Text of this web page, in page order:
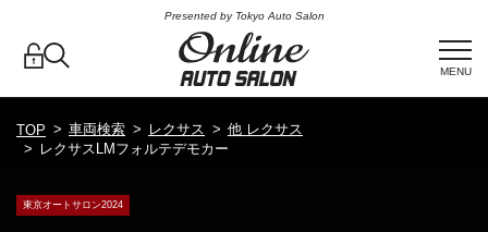
Presented by Tokyo Auto Salon
MENU
TOP 車両検索 レクサス
他 レクサス
レクサスLMフォルテデモカー
東京オートサロン2024